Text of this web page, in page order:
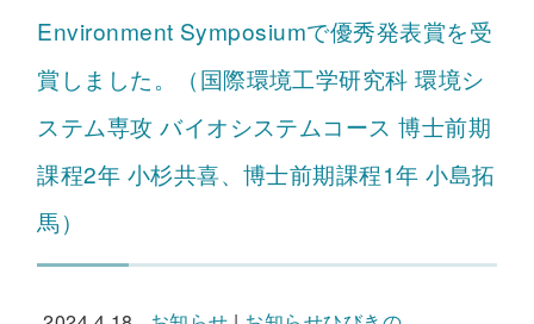
Environment Symposiumで優秀発表賞を受
賞しました。（国際環境工学研究科 環境シ
ステム専攻 バイオシステムコース 博士前期
課程2年 小杉共喜、博士前期課程1年 小島拓
馬）